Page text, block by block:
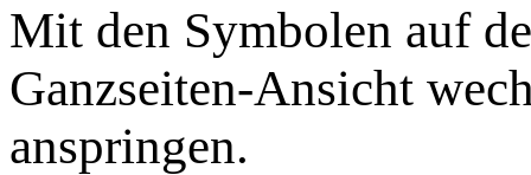
Mit den Symbolen auf
Ganzseiten-Ansicht
anspringen.